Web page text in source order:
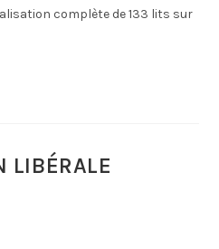
complète de 133 lits sur
LIBÉRALE